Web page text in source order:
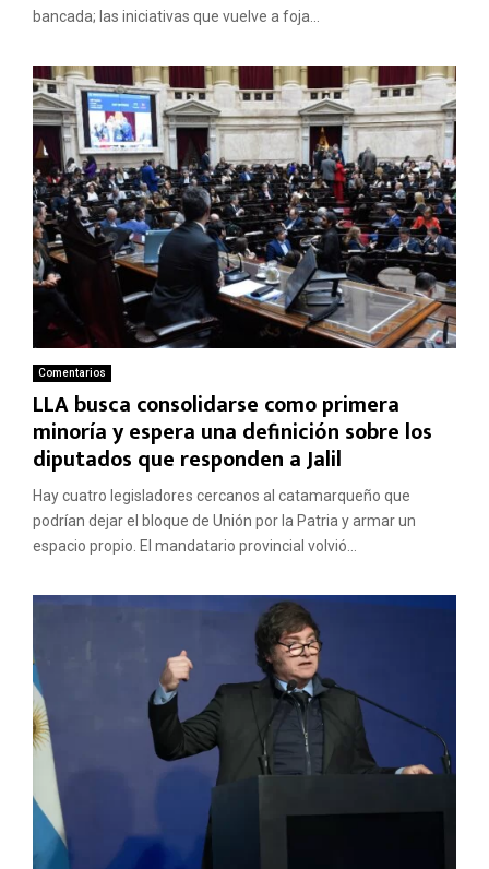
bancada; las iniciativas que vuelve a foja...
Comentarios
LLA busca consolidarse como primera
minoría y espera una definición sobre los
diputados que responden a Jalil
Hay cuatro legisladores cercanos al catamarqueño que
podrían dejar el bloque de Unión por la Patria y armar un
espacio propio. El mandatario provincial volvió...